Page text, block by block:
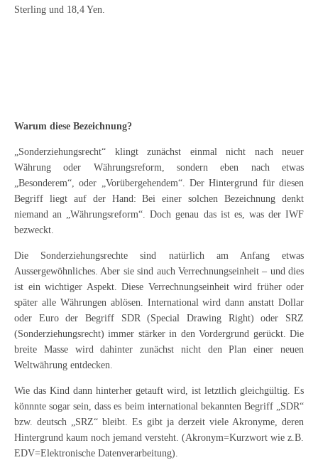
Sterling und 18,4 Yen.
Warum diese Bezeichnung?
„Sonderziehungsrecht“ klingt zunächst einmal nicht nach neuer
Währung oder Währungsreform, sondern eben nach etwas
„Besonderem“, oder „Vorübergehendem“. Der Hintergrund für diesen
Begriff liegt auf der Hand: Bei einer solchen Bezeichnung denkt
niemand an „Währungsreform“. Doch genau das ist es, was der IWF
bezweckt.
Die Sonderziehungsrechte sind natürlich am Anfang etwas
Aussergewöhnliches. Aber sie sind auch Verrechnungseinheit – und dies
ist ein wichtiger Aspekt. Diese Verrechnungseinheit wird früher oder
später alle Währungen ablösen. International wird dann anstatt Dollar
oder Euro der Begriff SDR (Special Drawing Right) oder SRZ
(Sonderziehungsrecht) immer stärker in den Vordergrund gerückt. Die
breite Masse wird dahinter zunächst nicht den Plan einer neuen
Weltwährung entdecken.
Wie das Kind dann hinterher getauft wird, ist letztlich gleichgültig. Es
könnnte sogar sein, dass es beim international bekannten Begriff „SDR“
bzw. deutsch „SRZ“ bleibt. Es gibt ja derzeit viele Akronyme, deren
Hintergrund kaum noch jemand versteht. (Akronym=Kurzwort wie z.B.
EDV=Elektronische Datenverarbeitung).